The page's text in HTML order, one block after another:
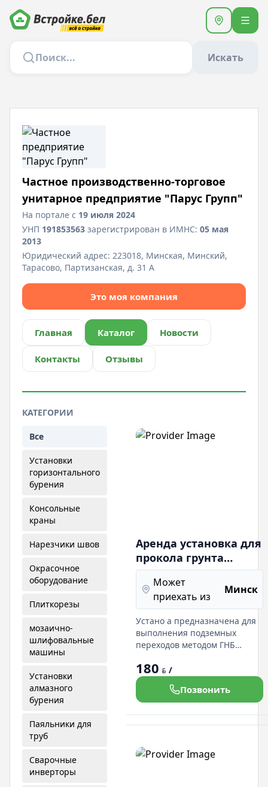
Искать
Частное производственно-торговое
унитарное предприятие "Парус Групп"
На портале с 19 июля 2024
УНП 191853563 зарегистрирован в ИМНС: 05 мая
2013
Юридический адрес: 223018, Минская, Минский,
Тарасово, Партизанская, д. 31 А
Это моя компания
Главная Каталог Новости
Контакты Отзывы
КАТЕГОРИИ
Все
Установки
горизонтального
бурения
Консольные
краны
Нарезчики швов
Окрасочное
оборудование
Плиткорезы
мозаично-
шлифовальные
машины
Установки
алмазного
бурения
Паяльники для
труб
Сварочные
инверторы
Аренда установка для
прокола грунта
методом гнб (до
315мм)
Может
приехать из
Минск
Устано а предназначена для
выполнения подземных
переходов методом ГНБ
и длинной до 50м, а так же
для бестраншейной замены
старых трубопроводов на
новые диаметром до 315 мм
на нашем сайте :
180 BYN /
Позвонить